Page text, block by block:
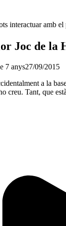
interactuar amb
Joc de la
27/09/2015
a la
creu. Tant, que